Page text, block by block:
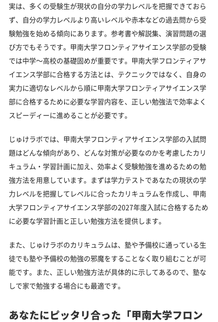
実は、多くの受験生が現状の自分の学力レベルを把握できておら
ず、自分の学力レベルより高いレベルや赤本などの過去問から受
験勉強を始める傾向にあります。参考書や解説集、演習問題の選
び方でもそうです。甲南大学フロンティアサイエンス学部の受験
では中学～高校の基礎固めが重要です。甲南大学フロンティアサ
イエンス学部に合格する方法とは、テクニックではなく、自身の
実力に適切なレベルから順に甲南大学フロンティアサイエンス学
部に合格するために必要な学習内容を、正しい勉強法で効率よく
スピーディーに進めることが必要です。
じゅけラボでは、甲南大学フロンティアサイエンス学部の入試問
題はどんな傾向があり、どんな対策が必要なのかを考慮したカリ
キュラム・学習計画に加え、効率よく受験勉強を進めるための勉
強方法を用意しています。まずは学力テストであなたの現状の学
力レベルを把握してレベルに合ったカリキュラムを作成し、甲南
大学フロンティアサイエンス学部の2027年度入試に合格するため
に必要な学習計画と正しい勉強方法を提供します。
また、じゅけラボのカリキュラムは、塾や予備校に通っている生
徒でも塾や予備校の勉強の邪魔をすることなく取り組むことが可
能です。また、正しい勉強方法が具体的に示してあるので、塾な
しで家で勉強する場合にも最適です。
あなたにピッタリ合った「甲南大学フロン